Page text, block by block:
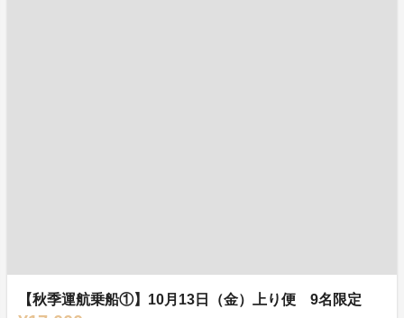
【秋季運航乗船①】10月13日（金）上り便 9名限定